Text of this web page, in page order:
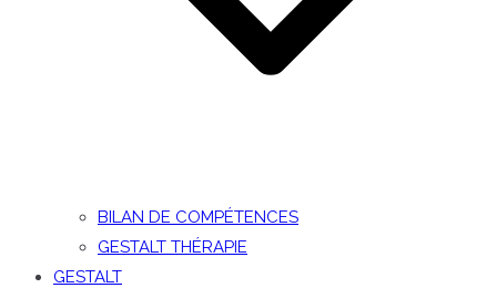
BILAN DE COMPÉTENCES
GESTALT THÉRAPIE
GESTALT